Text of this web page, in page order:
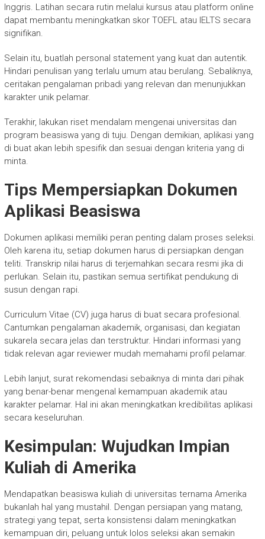
Inggris. Latihan secara rutin melalui kursus atau platform online
dapat membantu meningkatkan skor TOEFL atau IELTS secara
signifikan.
Selain itu, buatlah personal statement yang kuat dan autentik.
Hindari penulisan yang terlalu umum atau berulang. Sebaliknya,
ceritakan pengalaman pribadi yang relevan dan menunjukkan
karakter unik pelamar.
Terakhir, lakukan riset mendalam mengenai universitas dan
program beasiswa yang di tuju. Dengan demikian, aplikasi yang
di buat akan lebih spesifik dan sesuai dengan kriteria yang di
minta.
Tips Mempersiapkan Dokumen
Aplikasi Beasiswa
Dokumen aplikasi memiliki peran penting dalam proses seleksi.
Oleh karena itu, setiap dokumen harus di persiapkan dengan
teliti. Transkrip nilai harus di terjemahkan secara resmi jika di
perlukan. Selain itu, pastikan semua sertifikat pendukung di
susun dengan rapi.
Curriculum Vitae (CV) juga harus di buat secara profesional.
Cantumkan pengalaman akademik, organisasi, dan kegiatan
sukarela secara jelas dan terstruktur. Hindari informasi yang
tidak relevan agar reviewer mudah memahami profil pelamar.
Lebih lanjut, surat rekomendasi sebaiknya di minta dari pihak
yang benar-benar mengenal kemampuan akademik atau
karakter pelamar. Hal ini akan meningkatkan kredibilitas aplikasi
secara keseluruhan.
Kesimpulan: Wujudkan Impian
Kuliah di Amerika
Mendapatkan beasiswa kuliah di universitas ternama Amerika
bukanlah hal yang mustahil. Dengan persiapan yang matang,
strategi yang tepat, serta konsistensi dalam meningkatkan
kemampuan diri, peluang untuk lolos seleksi akan semakin